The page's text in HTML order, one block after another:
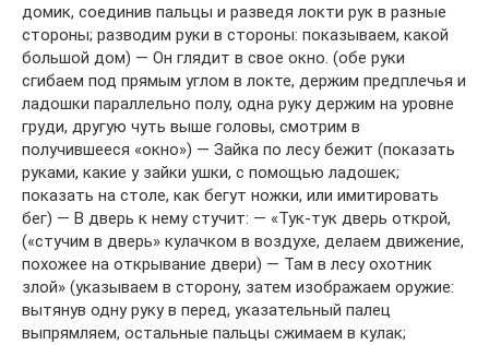
домик, соединив пальцы и разведя локти рук в разные
стороны; разводим руки в стороны: показываем, какой
большой дом) — Он глядит в свое окно. (обе руки
сгибаем под прямым углом в локте, держим предплечья и
ладошки параллельно полу, одна руку держим на уровне
груди, другую чуть выше головы, смотрим в
получившееся «окно») — Зайка по лесу бежит (показать
руками, какие у зайки ушки, с помощью ладошек;
показать на столе, как бегут ножки, или имитировать
бег) — В дверь к нему стучит: — «Тук-тук дверь открой,
(«стучим в дверь» кулачком в воздухе, делаем движение,
похожее на открывание двери) — Там в лесу охотник
злой» (указываем в сторону, затем изображаем оружие:
вытянув одну руку в перед, указательный палец
выпрямляем, остальные пальцы сжимаем в кулак;